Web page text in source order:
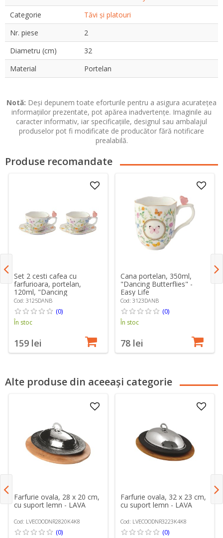
Categorie
Tăvi și platouri
Nr. piese
2
Diametru (cm)
32
Material
Portelan
Notă: Deși depunem toate eforturile pentru a asigura acuratețea
informațiilor prezentate, pot apărea inadvertențe. Imaginile au
caracter informativ, iar specificațiile, designul sau ambalajul
produselor pot fi modificate de producător fără notificare
prealabilă.
Produse recomandate
Set 2 cesti cafea cu
farfurioara, portelan,
120ml, "Dancing
Butterflies" - Easy Life
Cod: 3125DANB
(0)
În stoc
159 lei
Cana portelan, 350ml,
"Dancing Butterflies" -
Easy Life
Cod: 3123DANB
(0)
În stoc
78 lei
Alte produse din aceeași categorie
Farfurie ovala, 28 x 20 cm,
cu suport lemn - LAVA
Cod: LVECOODNR2820K4K8
(0)
Farfurie ovala, 32 x 23 cm,
cu suport lemn - LAVA
Cod: LVECOODNR3223K4K8
(0)